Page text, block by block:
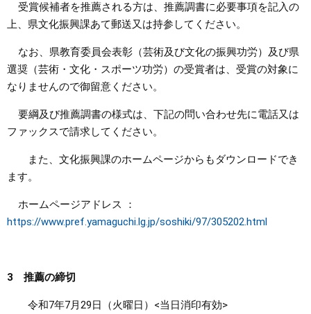
受賞候補者を推薦される方は、推薦調書に必要事項を記入の
上、県文化振興課あて郵送又は持参してください。
なお、県教育委員会表彰（芸術及び文化の振興功労）及び県
選奨（芸術・文化・スポーツ功労）の受賞者は、受賞の対象に
なりませんので御留意ください。
要綱及び推薦調書の様式は、下記の問い合わせ先に電話又は
ファックスで請求してください。
また、文化振興課のホームページからもダウンロードでき
ます。
ホームページアドレス ：
https://www.pref.yamaguchi.lg.jp/soshiki/97/305202.html
3 推薦の締切
令和7年7月29日（火曜日）<当日消印有効>